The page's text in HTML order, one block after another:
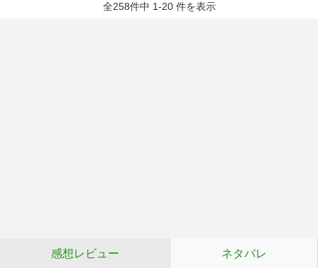
全258件中 1-20 件を表示
感想レビュー ネタバレ